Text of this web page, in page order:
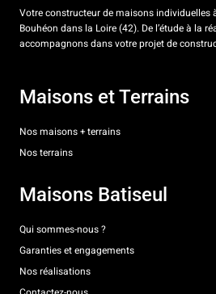
Votre constructeur de maisons individuelles
Bouhéon dans la Loire (42). De l’étude à la
accompagnons dans votre projet de
Maisons et Terrains
Nos maisons + terrains
Nos terrains
Maisons Batiseul
Qui sommes-nous ?
Garanties et engagements
Nos réalisations